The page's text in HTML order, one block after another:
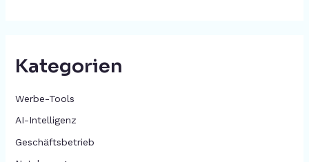
Kategorien
Werbe-Tools
AI-Intelligenz
Geschäftsbetrieb